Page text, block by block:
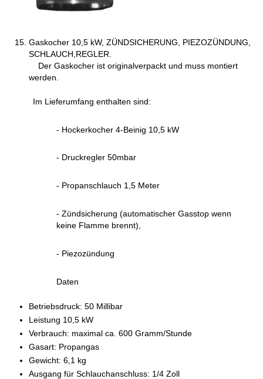
Gaskocher 10,5 kW, ZÜNDSICHERUNG, PIEZOZÜNDUNG,
SCHLAUCH,REGLER.
Der Gaskocher ist originalverpackt und muss montiert
werden.
Im Lieferumfang enthalten sind:
- Hockerkocher 4-Beinig 10,5 kW
- Druckregler 50mbar
- Propanschlauch 1,5 Meter
- Zündsicherung (automatischer Gasstop wenn
keine Flamme brennt),
- Piezozündung
Daten
Betriebsdruck: 50 Millibar
Leistung 10,5 kW
Verbrauch: maximal ca. 600 Gramm/Stunde
Gasart: Propangas
Gewicht: 6,1 kg
Ausgang für Schlauchanschluss: 1/4 Zoll